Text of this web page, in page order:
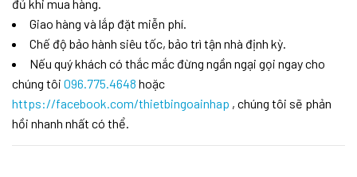
đủ khi mua hàng.
Giao hàng và lắp đặt miễn phí.
Chế độ bảo hành siêu tốc, bảo trì tận nhà định kỳ.
Nếu quý khách có thắc mắc đừng ngần ngại gọi ngay cho
chúng tôi 096.775.4648 hoặc
https://facebook.com/thietbingoainhap , chúng tôi sẽ phản
hồi nhanh nhất có thể.